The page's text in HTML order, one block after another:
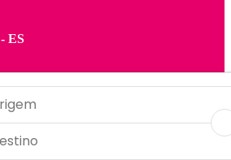
ES